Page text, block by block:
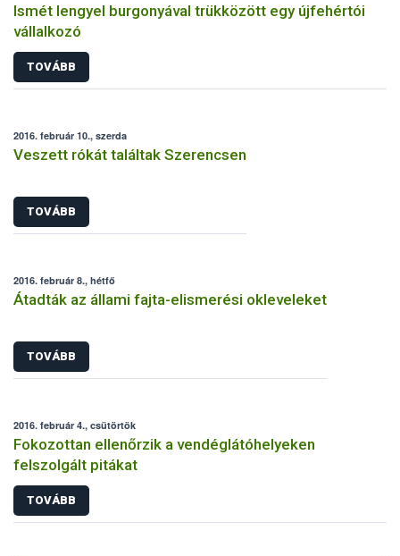
Ismét lengyel burgonyával trükközött egy újfehértói
vállalkozó
TOVÁBB
2016. február 10., szerda
Veszett rókát találtak Szerencsen
TOVÁBB
2016. február 8., hétfő
Átadták az állami fajta-elismerési okleveleket
TOVÁBB
2016. február 4., csütörtök
Fokozottan ellenőrzik a vendéglátóhelyeken
felszolgált pitákat
TOVÁBB